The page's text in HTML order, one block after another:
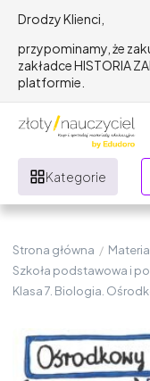
Drodzy Klienci,
przypominamy, że
zakładce HISTORIA
platformie.
Kategorie
Strona główna /
Szkoła podstawowa i
Klasa 7. Biologia.